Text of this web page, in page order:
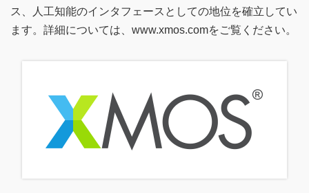
ス、人工知能のインタフェースとしての地位を確立してい
ます。詳細については、www.xmos.comをご覧ください。